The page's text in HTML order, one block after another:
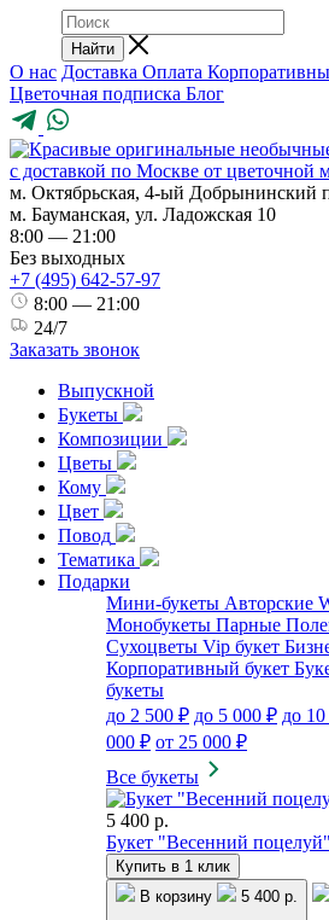
Найти
О нас Доставка Оплата
Цветочная подписка Блог
м. Октябрьская, 4-ый Добрынинский
м. Бауманская, ул. Ладожская 10
8:00 — 21:00
Без выходных
+7 (495) 642-57-97
8:00 — 21:00
24/7
Заказать звонок
Выпускной
Букеты
Композиции
Цветы
Кому
Цвет
Повод
Тематика
Подарки
Мини-букеты Авторские
Монобукеты Парные
Сухоцветы Vip букет
Корпоративный букет
букеты
до 2 500 ₽ до 5 000 ₽ до
000 ₽ от 25 000 ₽
Все букеты
5 400 р.
Букет "Весенний поцелуй"
Купить в 1 клик
В корзину
5 400 р.